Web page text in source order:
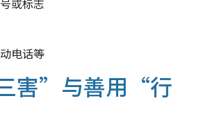
或标志
电话等
害”与善用“行